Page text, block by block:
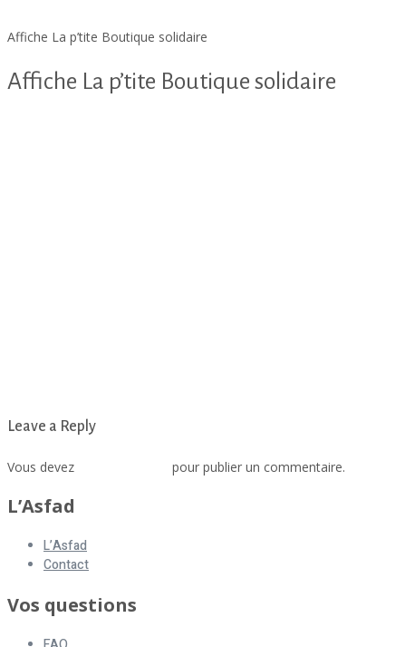
Affiche La p’tite Boutique solidaire
Affiche La p’tite Boutique solidaire
Leave a Reply
Vous devez pour publier un commentaire.
L’Asfad
L’Asfad
Contact
Vos questions